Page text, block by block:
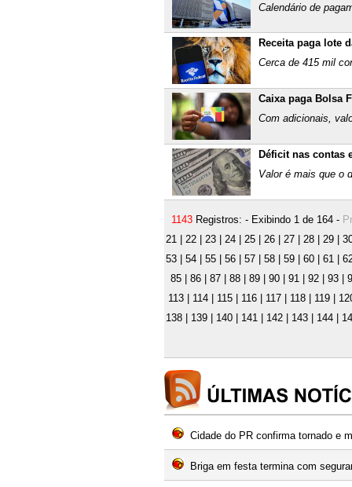
Calendário de
Receita paga lote
Cerca de 415 mil
Caixa paga Bolsa
Com adicionais,
Déficit nas contas
Valor é mais que o
1143Registros: - Exibindo 1 de 164 -
21| 22| 23| 24| 25| 26| 27| 28| 29|
53| 54| 55| 56| 57| 58| 59| 60| 61|
85
86 87 88 89 90 91 92 93
113
114 115 116 117 118 119
138| 139| 140| 141| 142| 143| 144|
Cidade do PR confirma tornado e
Briga em festa termina com